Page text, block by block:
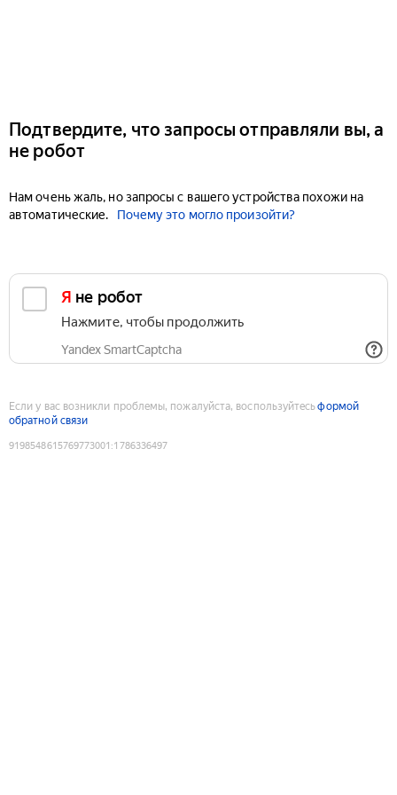
Подтвердите, что запросы отправляли вы, а
не робот
Нам очень жаль, но запросы с вашего устройства похожи на
автоматические.
Почему это могло произойти?
Я не робот
Нажмите, чтобы продолжить
Yandex SmartCaptcha
Если у вас возникли проблемы, пожалуйста, воспользуйтесьформой
обратной связи
9198548615769773001 :1786336497